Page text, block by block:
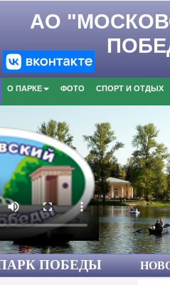
ПОБЕДЫ
AO
О ПАРКЕ ФОТО СПОРТ И ОТДЫХ